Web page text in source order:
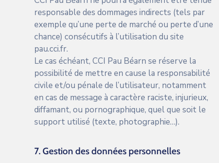
responsable des dommages indirects (tels par
exemple qu’une perte de marché ou perte d’une
chance) consécutifs à l’utilisation du site
pau.cci.fr.
Le cas échéant, CCI Pau Béarn se réserve la
possibilité de mettre en cause la responsabilité
civile et/ou pénale de l’utilisateur, notamment
en cas de message à caractère raciste, injurieux,
diffamant, ou pornographique, quel que soit le
support utilisé (texte, photographie…).
7. Gestion des données personnelles